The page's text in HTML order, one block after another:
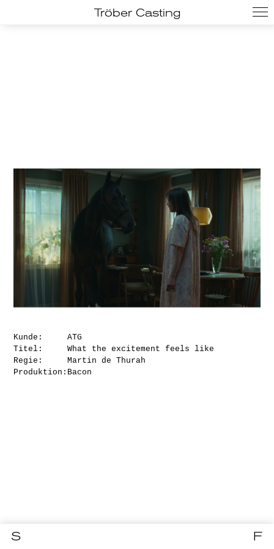
Tröber Casting
S F
Kunde:
ATG
Titel:
What the excitement feels like
Regie:
Martin de Thurah
Produktion: Bacon